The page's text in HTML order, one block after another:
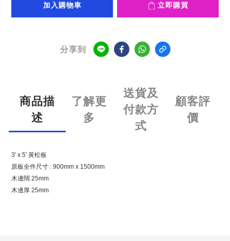
加入購物車 立即購買
分享到
商品描
述
了解更
多
送貨及
付款方
式
顧客評
價
3' x 5' 黃松板
原板全件尺寸 : 900mm x 1500mm
木邊闊 25mm
木邊厚 25mm